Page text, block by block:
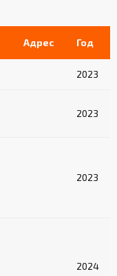
Адрес Год
2023
2023
2023
2024